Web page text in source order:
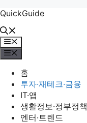
컨
텐
츠
로
건
QuickGuide
메
뉴
뉴
홈
투자·재테크·금융
IT·앱
생활정보·정부정책
엔터·트렌드